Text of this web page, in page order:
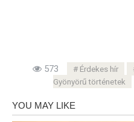
573 Érdekes hír
Gyönyörű történetek